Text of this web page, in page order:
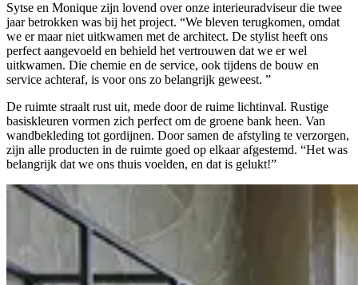
Sytse en Monique zijn lovend over onze interieuradviseur die twee
jaar betrokken was bij het project. “We bleven terugkomen, omdat
we er maar niet uitkwamen met de architect. De stylist heeft ons
perfect aangevoeld en behield het vertrouwen dat we er wel
uitkwamen. Die chemie en de service, ook tijdens de bouw en
service achteraf, is voor ons zo belangrijk geweest. ”
De ruimte straalt rust uit, mede door de ruime lichtinval. Rustige
basiskleuren vormen zich perfect om de groene bank heen. Van
wandbekleding tot gordijnen. Door samen de afstyling te verzorgen,
zijn alle producten in de ruimte goed op elkaar afgestemd. “Het was
belangrijk dat we ons thuis voelden, en dat is gelukt!”